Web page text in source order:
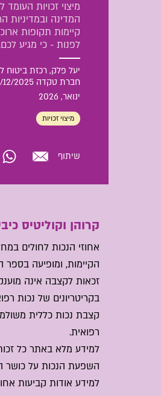
מיצוי זכויות
המדינה ובמדיניות
קיימות תקופות
לפנות - כי מגיע
יעל פלק, רכזת ביטוח
חברת טקדה 25/12/2025
ינואר, 2026
מיצוי זכויות
שיתוף
קרוהן וקוליטיס
אחוזי הנכות לחולים
הקיימות, ומופיעה
זכאות לקצבה אינה
בקריטריונים של נכות
רפואית.
למידע מלא באתר כל
השפעת הנכות על כושר
למידע אודות קביעות